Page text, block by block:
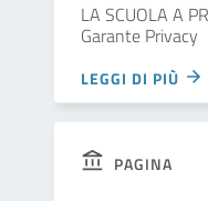
LA SCUOLA A
Garante Privacy
LEGGI DI PIÙ
PAGINA